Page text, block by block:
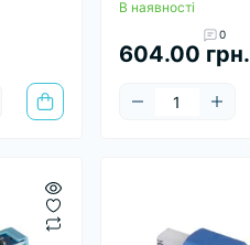
В наявності
0
604.00 грн.